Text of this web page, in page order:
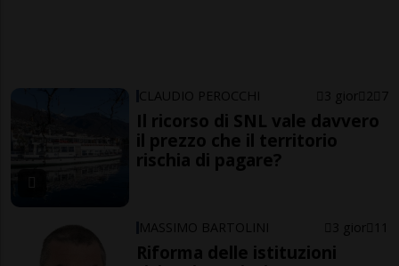
CLAUDIO PEROCCHI 3 gior 2 7
Il ricorso di SNL vale davvero
il prezzo che il territorio
rischia di pagare?
MASSIMO BARTOLINI 3 gior 11
Riforma delle istituzioni